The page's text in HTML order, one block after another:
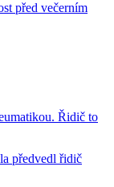
před večerním
Řidič to
předvedl řidič